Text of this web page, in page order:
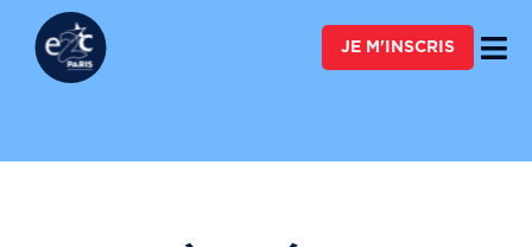
FAIRE UN DON
JE M'INSCRIS